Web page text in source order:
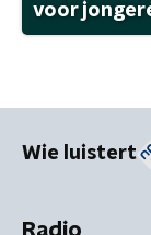
voor
Wie luistert
Radio